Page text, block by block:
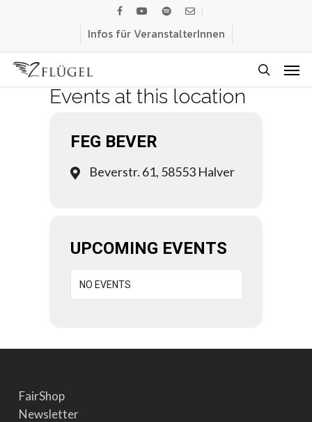
content
facebook
youtubespotifyemail
Infos für VeranstalterInnen
Events at this location
FEG BEVER
Beverstr. 61, 58553 Halver
UPCOMING EVENTS
NO EVENTS
FairShop
Newsletter